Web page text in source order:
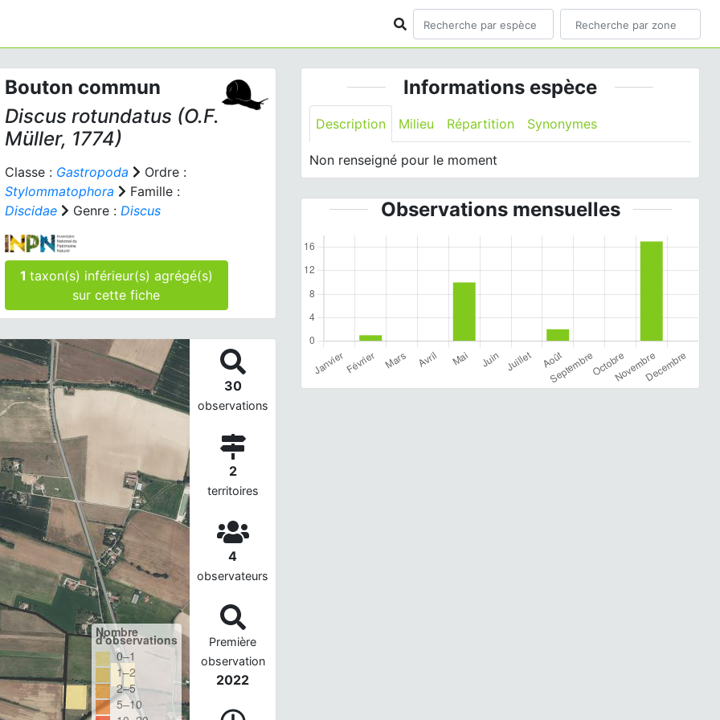
Bouton commun
Discus rotundatus (O.F.
Müller, 1774)
Classe : Gastropoda
Ordre :
Stylommatophora
Famille :
Discidae
Genre : Discus
1 taxon(s) inférieur(s) agrégé(s)
sur cette fiche
Nombre
d'observations
0–1
1–2
2–5
5–10
30
observations
2
territoires
4
observateurs
Première
observation
2022
Informations espèce
Description Milieu Répartition Synonymes
Non renseigné pour le moment
Observations mensuelles